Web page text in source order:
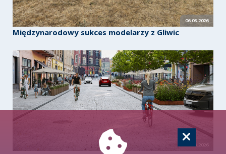
06.08.2026
Międzynarodowy sukces modelarzy z Gliwic
06.08.2026